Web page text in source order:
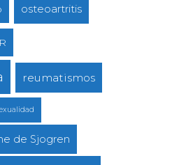
osteoartritis
reumatismos
de Sjogren